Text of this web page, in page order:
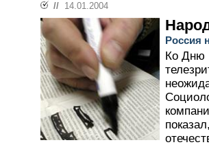
// 14.01.2004
Россия
Ко Дню